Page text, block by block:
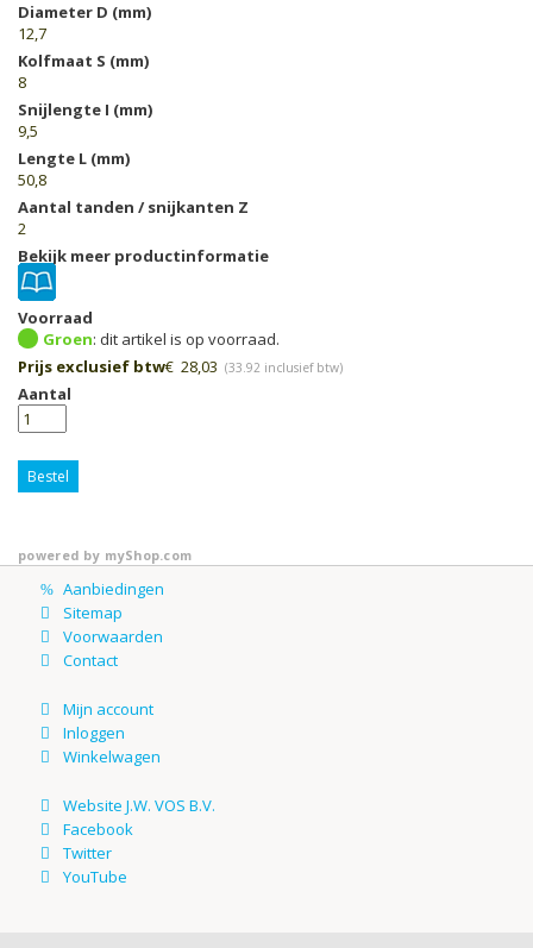
Diameter D (mm)
12,7
Kolfmaat S (mm)
8
Snijlengte I (mm)
9,5
Lengte L (mm)
50,8
Aantal tanden / snijkanten Z
2
Bekijk meer productinformatie
Voorraad
Groen
Prijs exclusief btw€ 28,03 (33.92 inclusief btw)
Aantal
Bestel
powered by myShop.com